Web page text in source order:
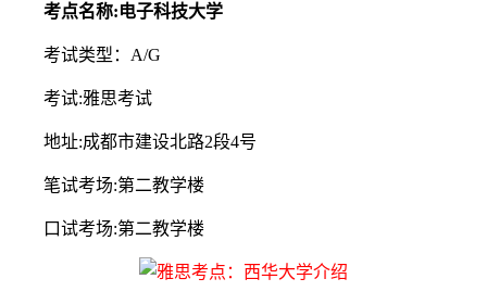
考点名称:电子科技大学
考试类型：A/G
考试:雅思考试
地址:成都市建设北路2段4号
笔试考场:第二教学楼
口试考场:第二教学楼